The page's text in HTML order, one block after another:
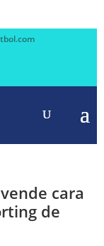
cara
de